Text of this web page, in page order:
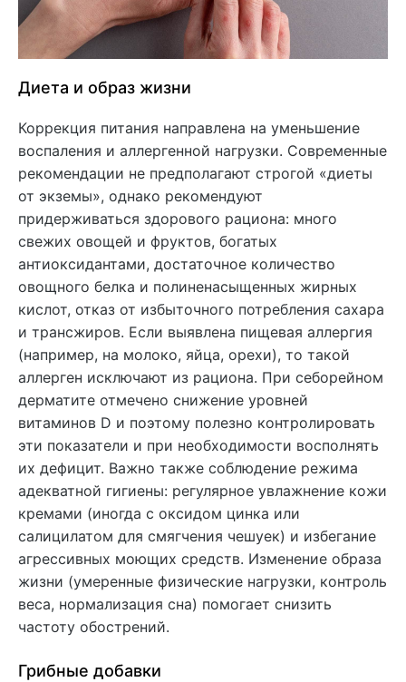
Диета и образ жизни
Коррекция питания направлена на уменьшение
воспаления и аллергенной нагрузки. Современные
рекомендации не предполагают строгой «диеты
от экземы», однако рекомендуют
придерживаться здорового рациона: много
свежих овощей и фруктов, богатых
антиоксидантами, достаточное количество
овощного белка и полиненасыщенных жирных
кислот, отказ от избыточного потребления сахара
и трансжиров. Если выявлена пищевая аллергия
(например, на молоко, яйца, орехи), то такой
аллерген исключают из рациона. При себорейном
дерматите отмечено снижение уровней
витаминов D и поэтому полезно контролировать
эти показатели и при необходимости восполнять
их дефицит. Важно также соблюдение режима
адекватной гигиены: регулярное увлажнение кожи
кремами (иногда с оксидом цинка или
салицилатом для смягчения чешуек) и избегание
агрессивных моющих средств. Изменение образа
жизни (умеренные физические нагрузки, контроль
веса, нормализация сна) помогает снизить
частоту обострений.
Грибные добавки